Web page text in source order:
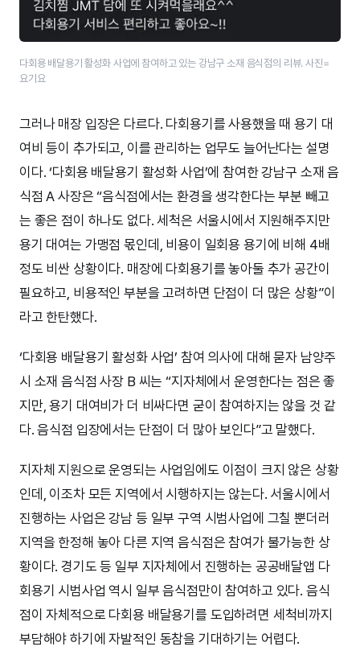
다회용 배달용기 활성화 사업에 참여하고 있는 강남구 소재 음식점의 리뷰. 사진=
요기요
그러나 매장 입장은 다르다. 다회용기를 사용했을 때 용기 대
여비 등이 추가되고, 이를 관리하는 업무도 늘어난다는 설명
이다. ‘다회용 배달용기 활성화 사업’에 참여한 강남구 소재 음
식점 A 사장은 “음식점에서는 환경을 생각한다는 부분 빼고
는 좋은 점이 하나도 없다. 세척은 서울시에서 지원해주지만
용기 대여는 가맹점 몫인데, 비용이 일회용 용기에 비해 4배
정도 비싼 상황이다. 매장에 다회용기를 놓아둘 추가 공간이
필요하고, 비용적인 부분을 고려하면 단점이 더 많은 상황”이
라고 한탄했다.
‘다회용 배달용기 활성화 사업’ 참여 의사에 대해 묻자 남양주
시 소재 음식점 사장 B 씨는 “지자체에서 운영한다는 점은 좋
지만, 용기 대여비가 더 비싸다면 굳이 참여하지는 않을 것 같
다. 음식점 입장에서는 단점이 더 많아 보인다”고 말했다.
지자체 지원으로 운영되는 사업임에도 이점이 크지 않은 상황
인데, 이조차 모든 지역에서 시행하지는 않는다. 서울시에서
진행하는 사업은 강남 등 일부 구역 시범사업에 그칠 뿐더러
지역을 한정해 놓아 다른 지역 음식점은 참여가 불가능한 상
황이다. 경기도 등 일부 지자체에서 진행하는 공공배달앱 다
회용기 시범사업 역시 일부 음식점만이 참여하고 있다. 음식
점이 자체적으로 다회용 배달용기를 도입하려면 세척비까지
부담해야 하기에 자발적인 동참을 기대하기는 어렵다.